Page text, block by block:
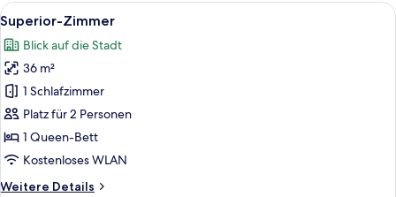
Alle
Fotos
für
Superior-
Zimmer
anzeigen
Superior-Zimmer | Blick auf die Stadt
10
Superior-Zimmer
Blick auf die Stadt
36 m²
1 Schlafzimmer
Platz für 2 Personen
1 Queen-Bett
Kostenloses WLAN
Weitere Details
Weitere